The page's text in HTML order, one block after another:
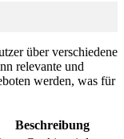
über verschiedene
relevante und
werden, was für
Beschreibung